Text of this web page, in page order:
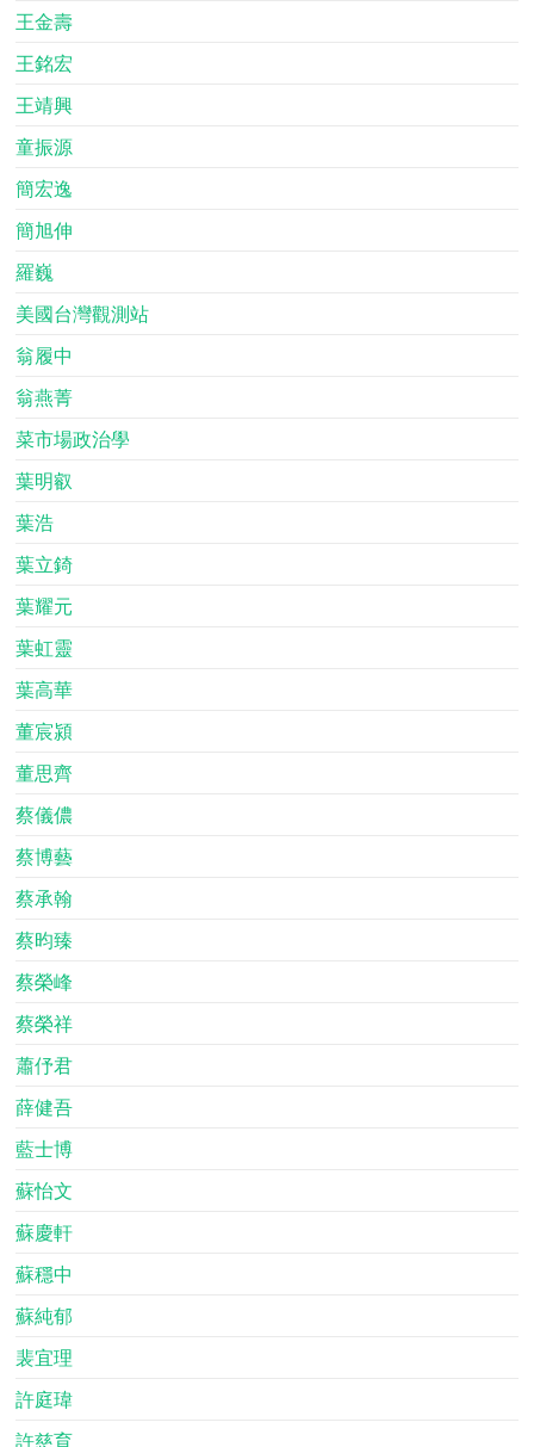
王金壽
王銘宏
王靖興
童振源
簡宏逸
簡旭伸
羅巍
美國台灣觀測站
翁履中
翁燕菁
菜市場政治學
葉明叡
葉浩
葉立錡
葉耀元
葉虹靈
葉高華
董宸潁
董思齊
蔡儀儂
蔡博藝
蔡承翰
蔡昀臻
蔡榮峰
蔡榮祥
蕭伃君
薛健吾
藍士博
蘇怡文
蘇慶軒
蘇穩中
蘇純郁
裴宜理
許庭瑋
許慈育